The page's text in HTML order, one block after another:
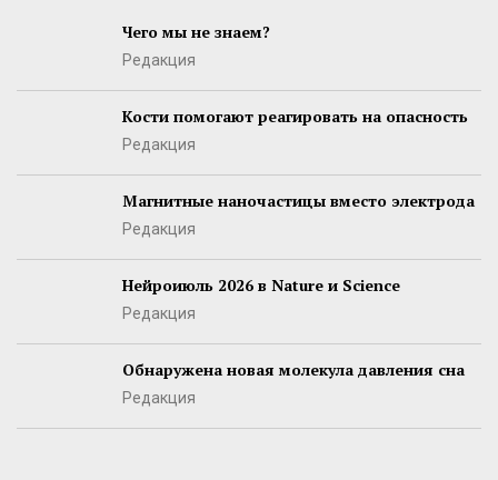
Чего мы не знаем?
Редакция
Кости помогают реагировать на опасность
Редакция
Магнитные наночастицы вместо электрода
Редакция
Нейроиюль 2026 в Nature и Science
Редакция
Обнаружена новая молекула давления сна
Редакция